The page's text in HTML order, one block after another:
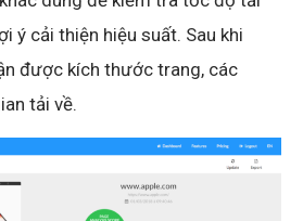
ý cải thiện hiệu suất. Sau khi
được kích thước trang, các
tải về.